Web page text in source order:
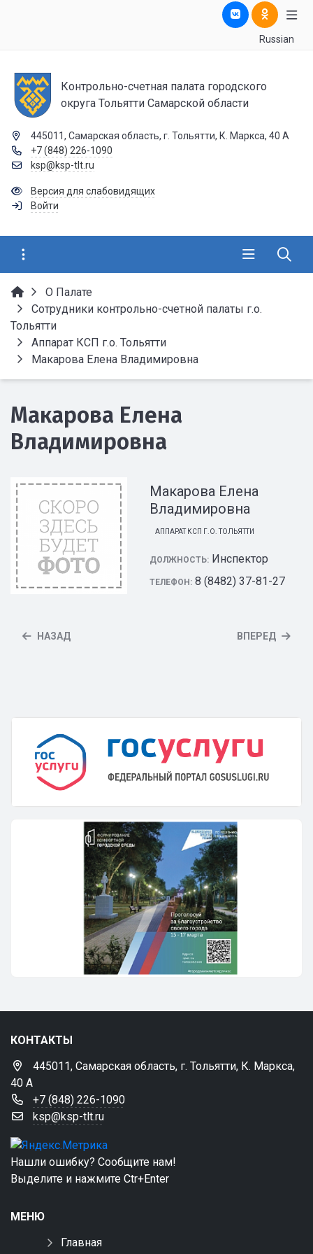
Russian
Контрольно-счетная палата городского
округа Тольятти Самарской области
445011, Самарская область, г. Тольятти, К. Маркса, 40 А
+7 (848) 226-1090
ksp@ksp-tlt.ru
Версия для слабовидящих
Войти
О Палате
Сотрудники контрольно-счетной палаты г.о.
Тольятти
Аппарат КСП г.о. Тольятти
Макарова Елена Владимировна
Макарова Елена
Владимировна
Макарова Елена
Владимировна
АППАРАТ КСП Г.О. ТОЛЬЯТТИ
ДОЛЖНОСТЬ: Инспектор
ТЕЛЕФОН: 8 (8482) 37-81-27
НАЗАД ВПЕРЕД
КОНТАКТЫ
445011, Самарская область, г. Тольятти, К. Маркса,
40 А
+7 (848) 226-1090
ksp@ksp-tlt.ru
Нашли ошибку? Сообщите нам!
Выделите и нажмите Ctr+Enter
МЕНЮ
Главная